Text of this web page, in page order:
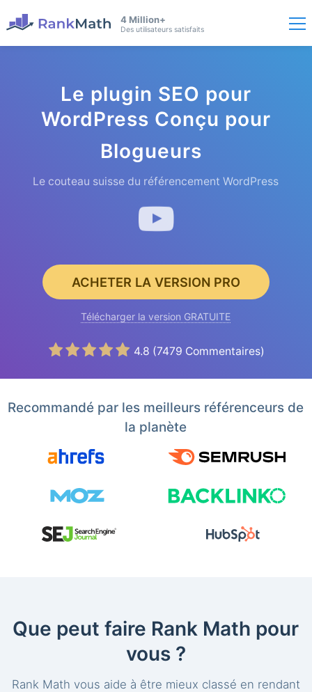
4 Million+
Des utilisateurs satisfaits
Le plugin SEO pour
WordPress Conçu pour
Blogueurs
Le couteau suisse du référencement WordPress
ACHETER LA VERSION PRO
Télécharger la version GRATUITE
4.8 (7479 Commentaires)
Recommandé par les meilleurs référenceurs de
la planète
Que peut faire Rank Math pour
vous ?
Rank Math vous aide à être mieux classé en rendant